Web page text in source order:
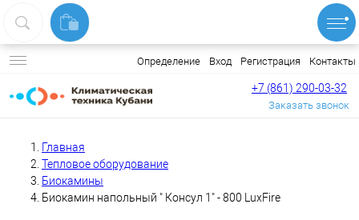
Определение Вход Регистрация Контакты
+7 (861) 290-03-32
Заказать звонок
Главная
Тепловое оборудование
Биокамины
Биокамин напольный " Консул 1" - 800 LuxFire